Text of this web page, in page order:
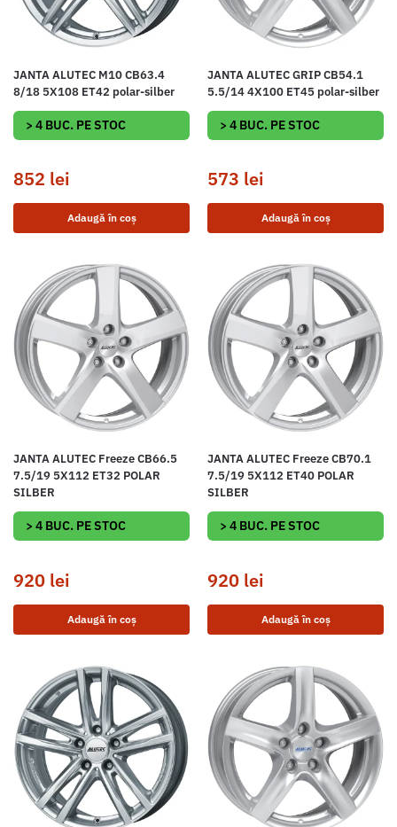
JANTA ALUTEC M10 CB63.4
8/18 5X108 ET42 polar-silber
> 4 BUC. PE STOC
852 lei
Adaugă în coș
JANTA ALUTEC GRIP CB54.1
5.5/14 4X100 ET45 polar-silber
> 4 BUC. PE STOC
573 lei
Adaugă în coș
JANTA ALUTEC Freeze CB66.5
7.5/19 5X112 ET32 POLAR
SILBER
> 4 BUC. PE STOC
920 lei
Adaugă în coș
JANTA ALUTEC Freeze CB70.1
7.5/19 5X112 ET40 POLAR
SILBER
> 4 BUC. PE STOC
920 lei
Adaugă în coș